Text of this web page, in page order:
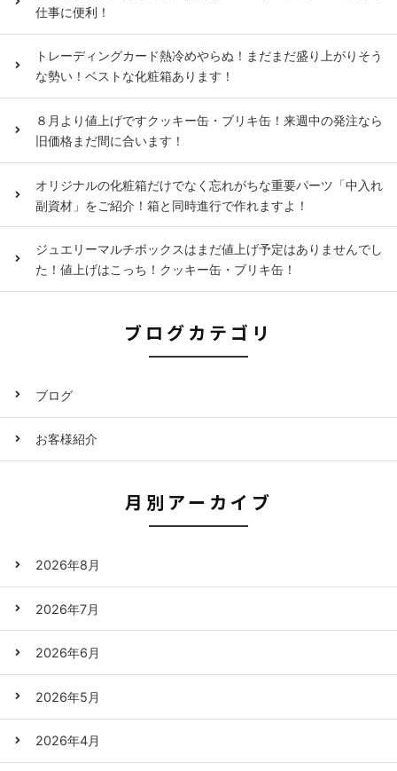
仕事に便利！
トレーディングカード熱冷めやらぬ！まだまだ盛り上がりそう
な勢い！ベストな化粧箱あります！
８月より値上げですクッキー缶・ブリキ缶！来週中の発注なら
旧価格まだ間に合います！
オリジナルの化粧箱だけでなく忘れがちな重要パーツ「中入れ
副資材」をご紹介！箱と同時進行で作れますよ！
ジュエリーマルチボックスはまだ値上げ予定はありませんでし
た！値上げはこっち！クッキー缶・ブリキ缶！
ブログカテゴリ
ブログ
お客様紹介
月別アーカイブ
2026年8月
2026年7月
2026年6月
2026年5月
2026年4月